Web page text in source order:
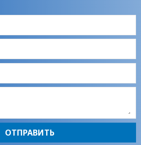
ОТПРАВИТЬ